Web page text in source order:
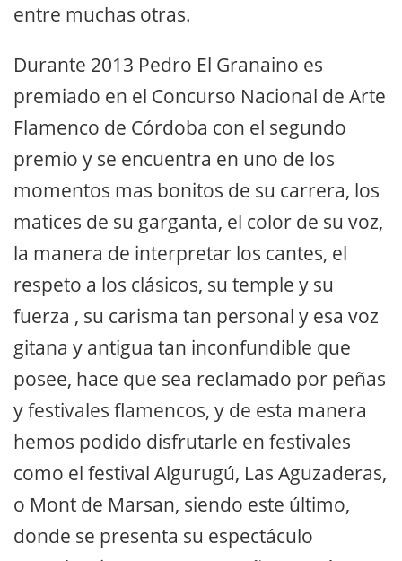
entre muchas otras.
Durante 2013 Pedro El Granaino es
premiado en el Concurso Nacional de Arte
Flamenco de Córdoba con el segundo
premio y se encuentra en uno de los
momentos mas bonitos de su carrera, los
matices de su garganta, el color de su voz,
la manera de interpretar los cantes, el
respeto a los clásicos, su temple y su
fuerza , su carisma tan personal y esa voz
gitana y antigua tan inconfundible que
posee, hace que sea reclamado por peñas
y festivales flamencos, y de esta manera
hemos podido disfrutarle en festivales
como el festival Algurugú, Las Aguzaderas,
o Mont de Marsan, siendo este último,
donde se presenta su espectáculo